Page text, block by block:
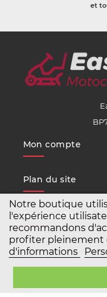
Notre boutique
l'expérience
recommandons
profiter pleinement
d'informations
et
Mon compte
Plan du site
Service client